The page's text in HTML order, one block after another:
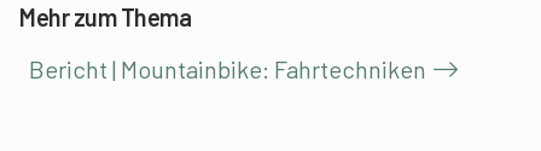
Mehr zum Thema
Bericht | Mountainbike: Fahrtechniken